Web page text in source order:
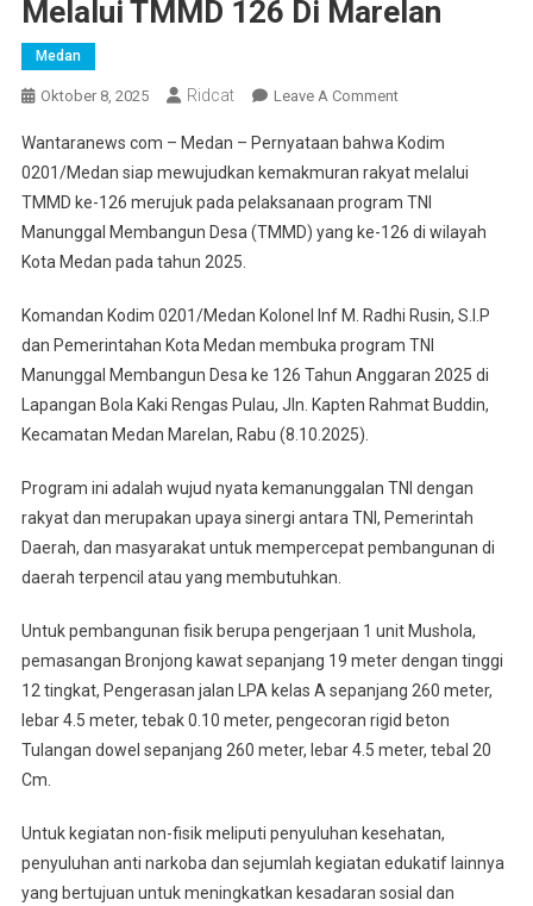
Melalui TMMD 126 Di Marelan
Medan
Oktober 8, 2025 Ridcat Leave A CommentOn
0201/Medan
Siap
Mewujudkan
Kemakmuran
TMMD
126
Di
Marelan
Wantaranews com – Medan – Pernyataan bahwa Kodim
0201/Medan siap mewujudkan kemakmuran rakyat melalui
TMMD ke-126 merujuk pada pelaksanaan program TNI
Manunggal Membangun Desa (TMMD) yang ke-126 di wilayah
Kota Medan pada tahun 2025.
Komandan Kodim 0201/Medan Kolonel Inf M. Radhi Rusin, S.I.P
dan Pemerintahan Kota Medan membuka program TNI
Manunggal Membangun Desa ke 126 Tahun Anggaran 2025 di
Lapangan Bola Kaki Rengas Pulau, Jln. Kapten Rahmat Buddin,
Kecamatan Medan Marelan, Rabu (8.10.2025).
Program ini adalah wujud nyata kemanunggalan TNI dengan
rakyat dan merupakan upaya sinergi antara TNI, Pemerintah
Daerah, dan masyarakat untuk mempercepat pembangunan di
daerah terpencil atau yang membutuhkan.
Untuk pembangunan fisik berupa pengerjaan 1 unit Mushola,
pemasangan Bronjong kawat sepanjang 19 meter dengan tinggi
12 tingkat, Pengerasan jalan LPA kelas A sepanjang 260 meter,
lebar 4.5 meter, tebak 0.10 meter, pengecoran rigid beton
Tulangan dowel sepanjang 260 meter, lebar 4.5 meter, tebal 20
Cm.
Untuk kegiatan non-fisik meliputi penyuluhan kesehatan,
penyuluhan anti narkoba dan sejumlah kegiatan edukatif lainnya
yang bertujuan untuk meningkatkan kesadaran sosial dan